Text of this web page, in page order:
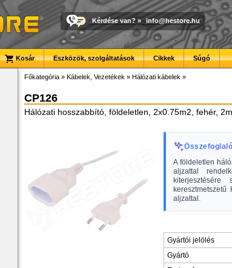
Kérdése van? » info@hestore.hu
Kosár Eszközök, szolgáltatások Cikkek Súgó
Főkategória » Kábelek, Vezetékek » Hálózati kábelek »
CP126
Hálózati hosszabbító, földeletlen, 2x0.75m2, fehér, 2m
A földeletlen
aljzattal
aljzattal.
Gyártói jelölés
Gyártó